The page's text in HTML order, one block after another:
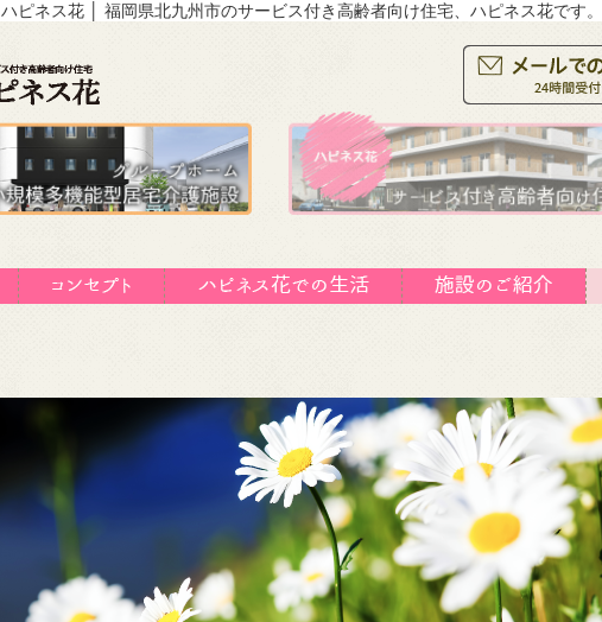
ハピネス花 │ 福岡県北九州市のサービス付き高齢者向け住宅、ハピネス花です